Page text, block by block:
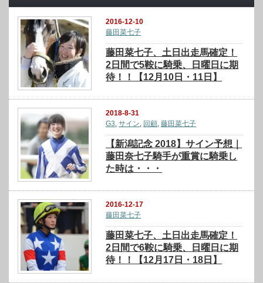
2016-12-10
藤田菜七子
藤田菜七子、土日出走馬確定！
2日間で5鞍に騎乗、日曜日に期
待！！【12月10日・11日】
2018-8-31
G3,サイン, 回顧,藤田菜七子
【新潟記念 2018】サイン予想｜
藤田奈七子騎手が重賞に騎乗し
た時は・・・
2016-12-17
藤田菜七子
藤田菜七子、土日出走馬確定！
2日間で6鞍に騎乗、日曜日に期
待！！【12月17日・18日】